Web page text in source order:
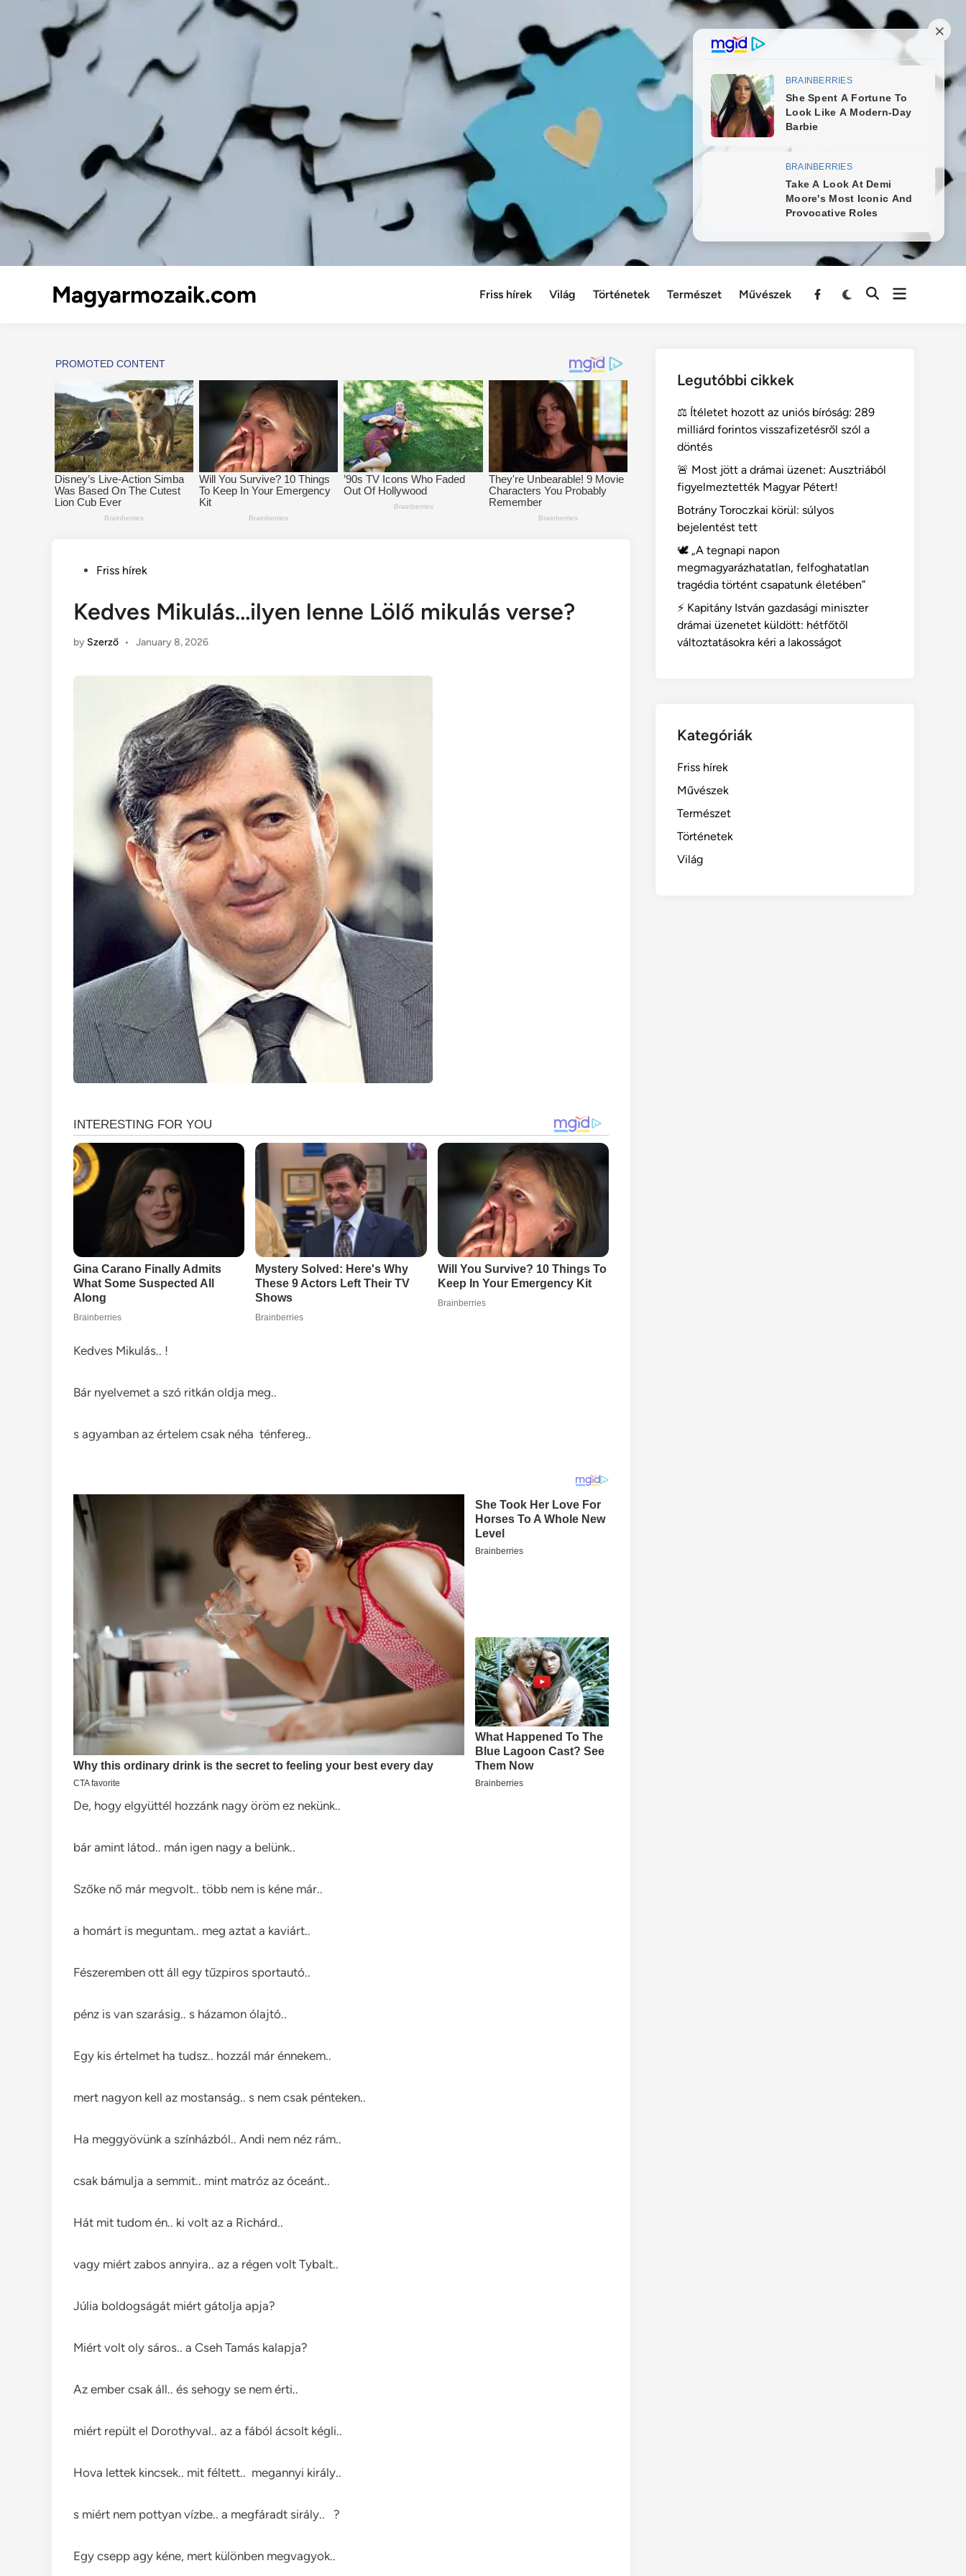
Magyarmozaik.com Friss hírek Világ Történetek Természet Művészek
Menu
PostedFriss hírek
Kedves Mikulás…ilyen lenne Lölő mikulás verse?
by Szerző • January 8, 2026
Kedves Mikulás.. !
Bár nyelvemet a szó ritkán oldja meg..
s agyamban az értelem csak néha ténfereg..
De, hogy elgyüttél hozzánk nagy öröm ez nekünk..
bár amint látod.. mán igen nagy a belünk..
Szőke nő már megvolt.. több nem is kéne már..
a homárt is meguntam.. meg aztat a kaviárt..
Fészeremben ott áll egy tűzpiros sportautó..
pénz is van szarásig.. s házamon ólajtó..
Egy kis értelmet ha tudsz.. hozzál már énnekem..
mert nagyon kell az mostanság.. s nem csak pénteken..
Ha meggyövünk a színházból.. Andi nem néz rám..
csak bámulja a semmit.. mint matróz az óceánt..
Hát mit tudom én.. ki volt az a Richárd..
vagy miért zabos annyira.. az a régen volt Tybalt..
Júlia boldogságát miért gátolja apja?
Miért volt oly sáros.. a Cseh Tamás kalapja?
Az ember csak áll.. és sehogy se nem érti..
miért repült el Dorothyval.. az a fából ácsolt kégli..
Hova lettek kincsek.. mit féltett.. megannyi király..
s miért nem pottyan vízbe.. a megfáradt sirály.. ?
Egy csepp agy kéne, mert különben megvagyok..
Legutóbbi cikkek
⚖️ Ítéletet hozott az uniós bíróság: 289
milliárd forintos visszafizetésről szól a
döntés
🚨 Most jött a drámai üzenet: Ausztriából
figyelmeztették Magyar Pétert!
Botrány Toroczkai körül: súlyos
bejelentést tett
🕊️ „A tegnapi napon
megmagyarázhatatlan, felfoghatatlan
tragédia történt csapatunk életében”
⚡ Kapitány István gazdasági miniszter
drámai üzenetet küldött: hétfőtől
változtatásokra kéri a lakosságot
Kategóriák
Friss hírek
Művészek
Természet
Történetek
Világ